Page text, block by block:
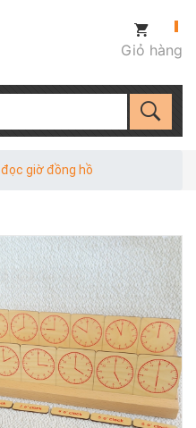
Giỏ hàng
giờ đồng hồ